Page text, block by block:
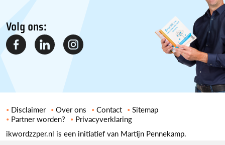
Volg ons:
Disclaimer Over ons Contact
Sitemap
Partner worden?
Privacyverklaring
ikwordzzper.nl is een initiatief van Martijn Pennekamp.